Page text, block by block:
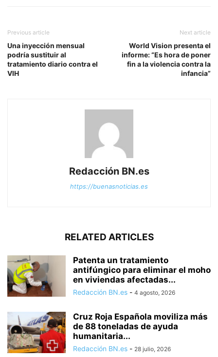
Previous article
Una inyección mensual
podría sustituir al
tratamiento diario contra el
VIH
Next article
World Vision presenta el
informe: “Es hora de poner
fin a la violencia contra la
infancia”
Redacción BN.es
https://buenasnoticias.es
RELATED ARTICLES
Patenta un tratamiento
antifúngico para eliminar el moho
en viviendas afectadas...
Redacción BN.es - 4 agosto, 2026
Cruz Roja Española moviliza más
de 88 toneladas de ayuda
humanitaria...
Redacción BN.es - 28 julio, 2026